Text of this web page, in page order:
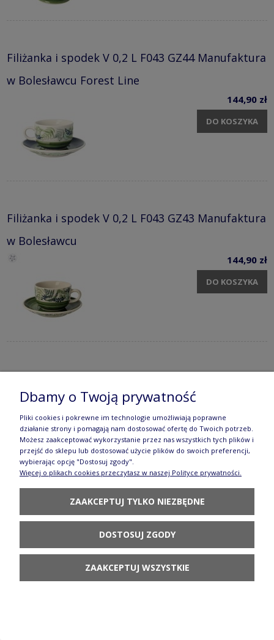
Filiżanka i spodek V 0,2 L F043 GZ44 Manufaktura
w Bolesławcu Forest Line
144,90 zł
DO KOSZYKA
Filiżanka i spodek V 0,2 L F043 GZ43 Manufaktura
w Bolesławcu
144,90 zł
DO KOSZYKA
Manufaktura w Bolesławcu Forest Line
DO KOSZYKA
Cukiernica uszka V 0,18 L C015 GZ43
Manufaktura w Bolesławcu Forest Line
136,90 zł
Dbamy o Twoją prywatność
Pliki cookies i pokrewne im technologie umożliwiają poprawne
działanie strony i pomagają nam dostosować ofertę do Twoich potrzeb.
Możesz zaakceptować wykorzystanie przez nas wszystkich tych plików i
przejść do sklepu lub dostosować użycie plików do swoich preferencji,
wybierając opcję "Dostosuj zgody".
Więcej o plikach cookies przeczytasz w naszej Polityce prywatności.
ZAAKCEPTUJ TYLKO NIEZBĘDNE
DOSTOSUJ ZGODY
ZAAKCEPTUJ WSZYSTKIE